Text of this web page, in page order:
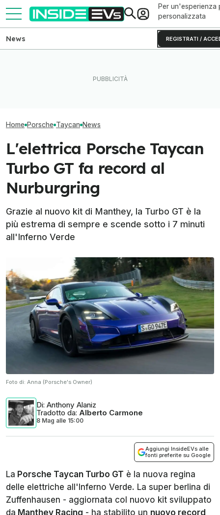
Per un'esperienza
personalizzata
REGISTRATI /
News
Home Porsche Taycan News
L'elettrica Porsche Taycan
Turbo GT fa record al
Nurburgring
Grazie al nuovo kit di Manthey, la Turbo GT è la
più estrema di sempre e scende sotto i 7 minuti
all'Inferno Verde
Foto di: Anna (Porsche's Owner)
Di: Anthony Alaniz
Tradotto da: Alberto Carmone
8 Mag alle 15:00
Aggiungi InsideEVs alle
fonti preferite su Google
La Porsche Taycan Turbo GT è la nuova regina
delle elettriche all'Inferno Verde. La super berlina di
Zuffenhausen - aggiornata col nuovo kit sviluppato
da Manthey Racing - ha stabilito un nuovo record